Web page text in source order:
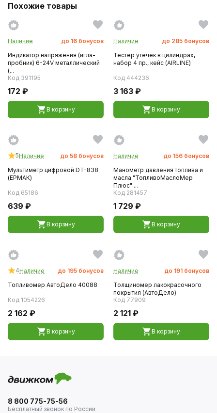
Похожие товары
Наличие до 16 бонусов
Индикатор напряжения (игла-
пробник) 6-24V металлический
(...
Код 391195
172 ₽
В корзину
Наличие до 285 бонусов
Тестер утечек в цилиндрах,
набор 4 пр., кейс (AIRLINE)
Код 444236
3 163 ₽
В корзину
5Наличие до 58 бонусов
Мультиметр цифровой DT-838
(ЕРМАК)
Код 65186
639 ₽
В корзину
Наличие до 156 бонусов
Манометр давления топлива и
масла "ТопливоМаслоМер
Плюс" ...
Код 281457
1 729 ₽
В корзину
4Наличие до 195 бонусов
Топливомер АвтоДело 40088
Код 1054226
2 162 ₽
В корзину
Наличие до 191 бонусов
Толщиномер лакокрасочного
покрытия (АвтоДело)
Код 77909
2 121 ₽
В корзину
8 800 775-75-56
Бесплатный звонок по России